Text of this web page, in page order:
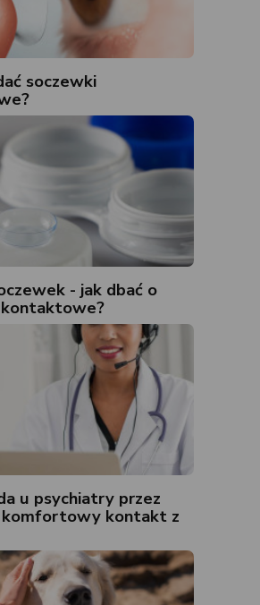
soczewki
- jak dbać o
u psychiatry przez
kontakt z